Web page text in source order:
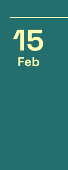
15
Feb